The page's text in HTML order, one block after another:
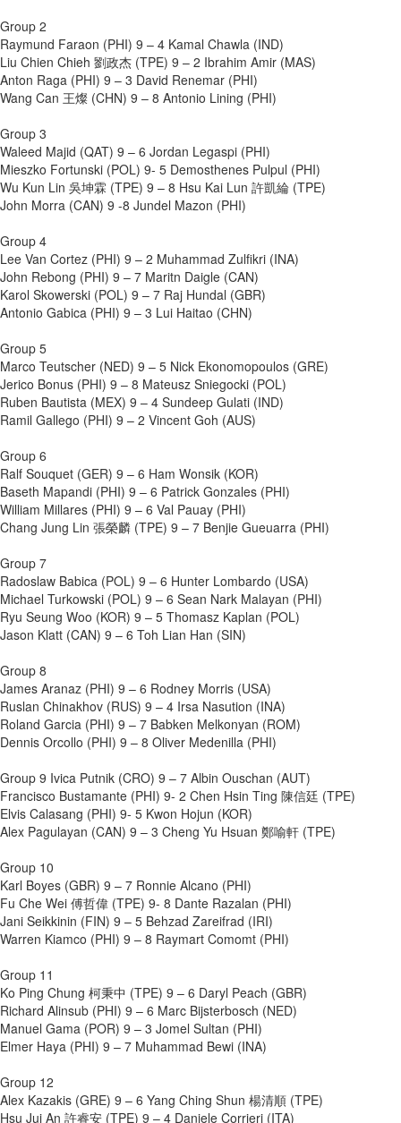
Group 2
Raymund Faraon (PHI) 9 – 4 Kamal Chawla (IND)
Liu Chien Chieh 劉政杰 (TPE) 9 – 2 Ibrahim Amir (MAS)
Anton Raga (PHI) 9 – 3 David Renemar (PHI)
Wang Can 王燦 (CHN) 9 – 8 Antonio Lining (PHI)
Group 3
Waleed Majid (QAT) 9 – 6 Jordan Legaspi (PHI)
Mieszko Fortunski (POL) 9- 5 Demosthenes Pulpul (PHI)
Wu Kun Lin 吳坤霖 (TPE) 9 – 8 Hsu Kai Lun 許凱綸 (TPE)
John Morra (CAN) 9 -8 Jundel Mazon (PHI)
Group 4
Lee Van Cortez (PHI) 9 – 2 Muhammad Zulfikri (INA)
John Rebong (PHI) 9 – 7 Maritn Daigle (CAN)
Karol Skowerski (POL) 9 – 7 Raj Hundal (GBR)
Antonio Gabica (PHI) 9 – 3 Lui Haitao (CHN)
Group 5
Marco Teutscher (NED) 9 – 5 Nick Ekonomopoulos (GRE)
Jerico Bonus (PHI) 9 – 8 Mateusz Sniegocki (POL)
Ruben Bautista (MEX) 9 – 4 Sundeep Gulati (IND)
Ramil Gallego (PHI) 9 – 2 Vincent Goh (AUS)
Group 6
Ralf Souquet (GER) 9 – 6 Ham Wonsik (KOR)
Baseth Mapandi (PHI) 9 – 6 Patrick Gonzales (PHI)
William Millares (PHI) 9 – 6 Val Pauay (PHI)
Chang Jung Lin 張榮麟 (TPE) 9 – 7 Benjie Gueuarra (PHI)
Group 7
Radoslaw Babica (POL) 9 – 6 Hunter Lombardo (USA)
Michael Turkowski (POL) 9 – 6 Sean Nark Malayan (PHI)
Ryu Seung Woo (KOR) 9 – 5 Thomasz Kaplan (POL)
Jason Klatt (CAN) 9 – 6 Toh Lian Han (SIN)
Group 8
James Aranaz (PHI) 9 – 6 Rodney Morris (USA)
Ruslan Chinakhov (RUS) 9 – 4 Irsa Nasution (INA)
Roland Garcia (PHI) 9 – 7 Babken Melkonyan (ROM)
Dennis Orcollo (PHI) 9 – 8 Oliver Medenilla (PHI)
Group 9 Ivica Putnik (CRO) 9 – 7 Albin Ouschan (AUT)
Francisco Bustamante (PHI) 9- 2 Chen Hsin Ting 陳信廷 (TPE)
Elvis Calasang (PHI) 9- 5 Kwon Hojun (KOR)
Alex Pagulayan (CAN) 9 – 3 Cheng Yu Hsuan 鄭喻軒 (TPE)
Group 10
Karl Boyes (GBR) 9 – 7 Ronnie Alcano (PHI)
Fu Che Wei 傅哲偉 (TPE) 9- 8 Dante Razalan (PHI)
Jani Seikkinin (FIN) 9 – 5 Behzad Zareifrad (IRI)
Warren Kiamco (PHI) 9 – 8 Raymart Comomt (PHI)
Group 11
Ko Ping Chung 柯秉中 (TPE) 9 – 6 Daryl Peach (GBR)
Richard Alinsub (PHI) 9 – 6 Marc Bijsterbosch (NED)
Manuel Gama (POR) 9 – 3 Jomel Sultan (PHI)
Elmer Haya (PHI) 9 – 7 Muhammad Bewi (INA)
Group 12
Alex Kazakis (GRE) 9 – 6 Yang Ching Shun 楊清順 (TPE)
Hsu Jui An 許睿安 (TPE) 9 – 4 Daniele Corrieri (ITA)